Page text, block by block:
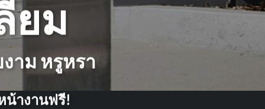
ยม
าม หรูหรา
น้างานฟรี!